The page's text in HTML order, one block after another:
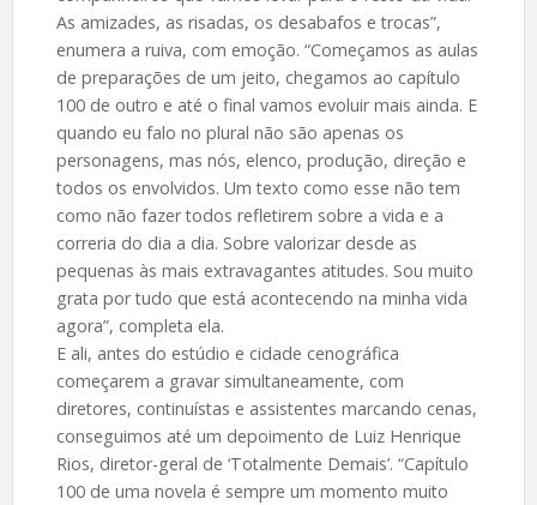
As amizades, as risadas, os desabafos e trocas”,
enumera a ruiva, com emoção. “Começamos as aulas
de preparações de um jeito, chegamos ao capítulo
100 de outro e até o final vamos evoluir mais ainda. E
quando eu falo no plural não são apenas os
personagens, mas nós, elenco, produção, direção e
todos os envolvidos. Um texto como esse não tem
como não fazer todos refletirem sobre a vida e a
correria do dia a dia. Sobre valorizar desde as
pequenas às mais extravagantes atitudes. Sou muito
grata por tudo que está acontecendo na minha vida
agora”, completa ela.
E ali, antes do estúdio e cidade cenográfica
começarem a gravar simultaneamente, com
diretores, continuístas e assistentes marcando cenas,
conseguimos até um depoimento de Luiz Henrique
Rios, diretor-geral de ‘Totalmente Demais’. “Capítulo
100 de uma novela é sempre um momento muito